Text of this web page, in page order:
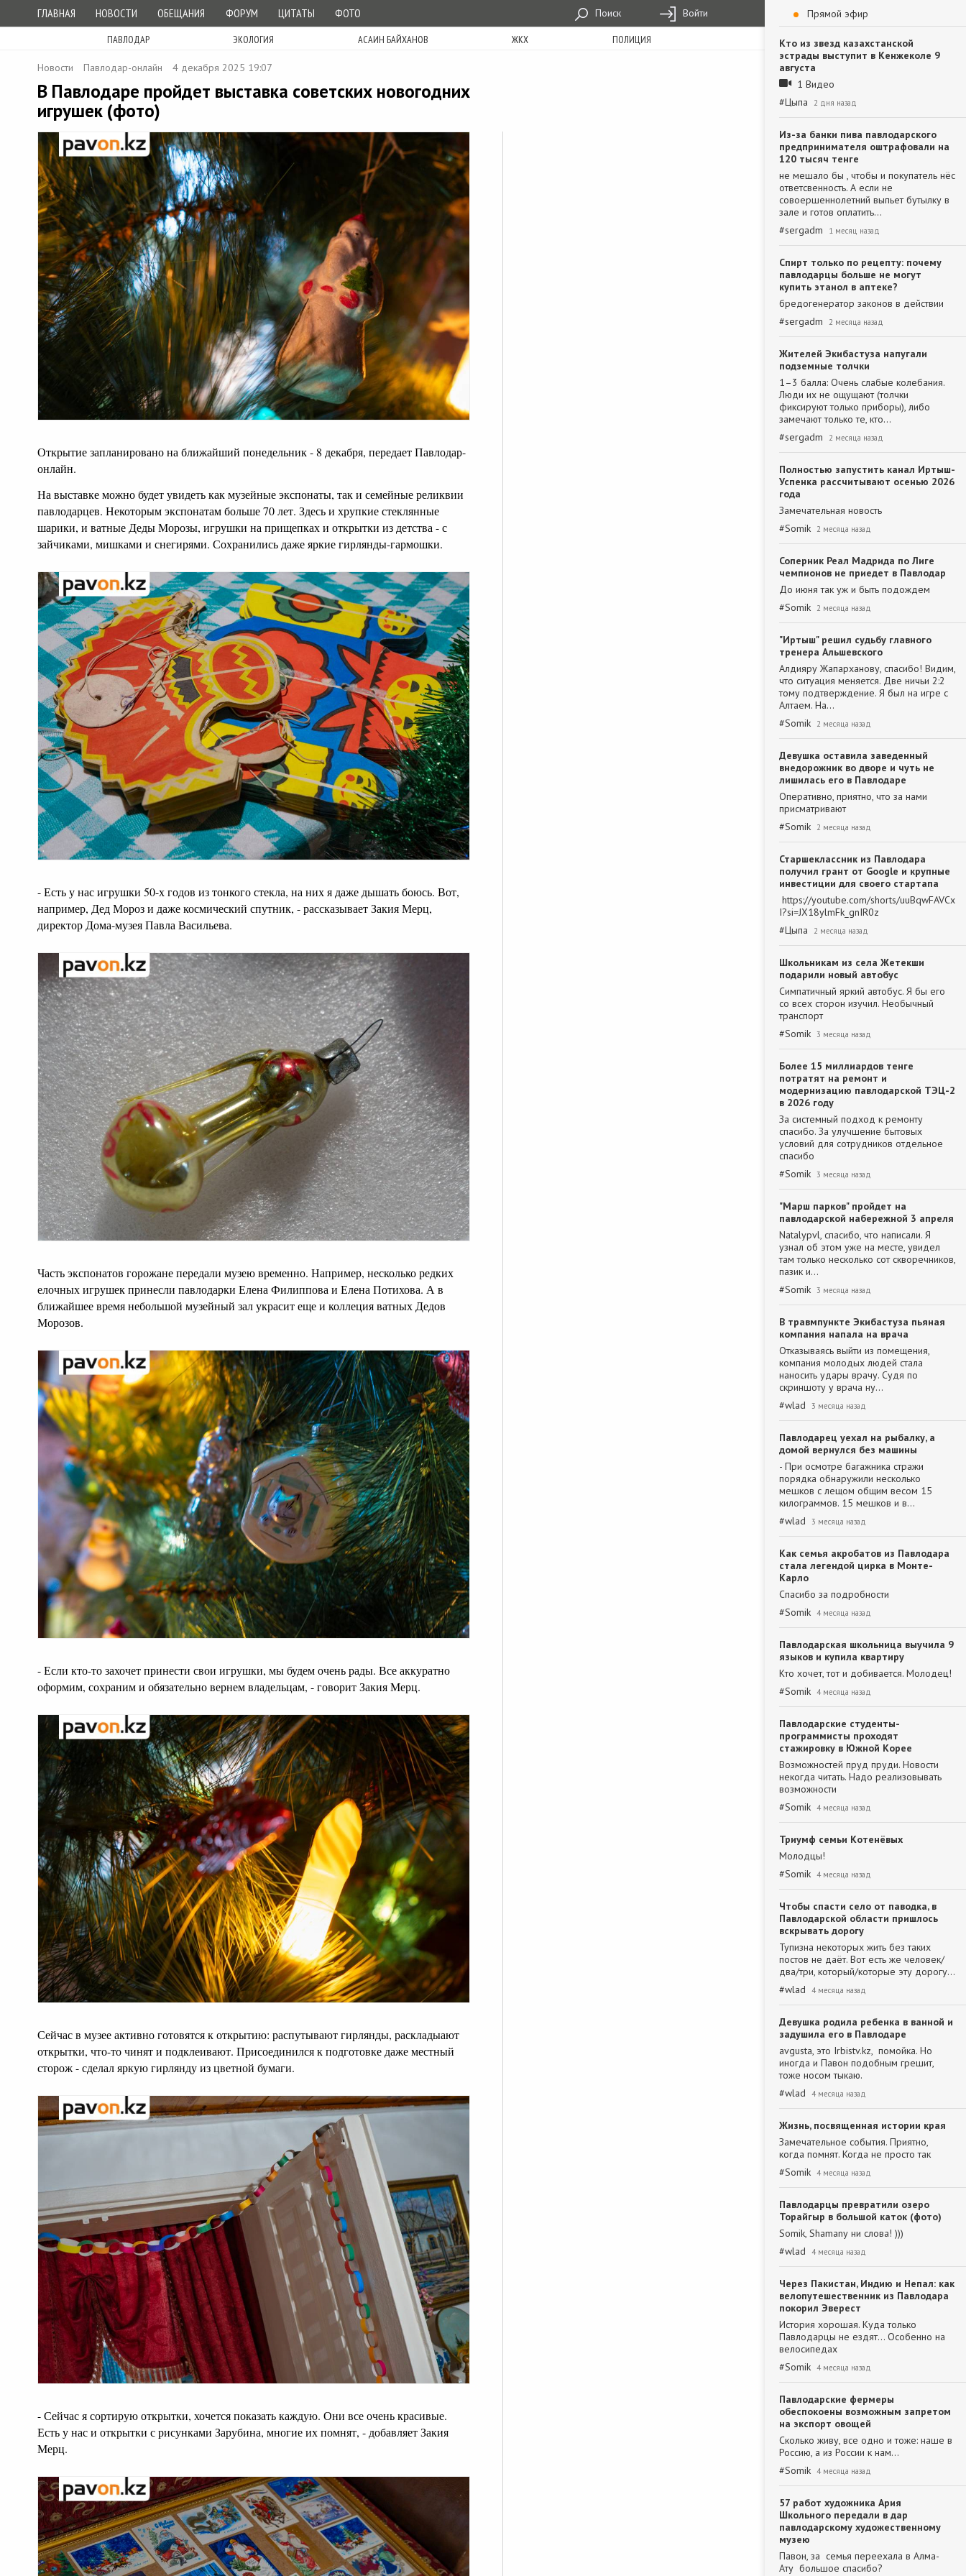
ГЛАВНАЯ НОВОСТИ ОБЕЩАНИЯ ФОРУМ ЦИТАТЫ ФОТО Поиск Войти
ПАВЛОДАР ЭКОЛОГИЯ АСАИН БАЙХАНОВ ЖКХ ПОЛИЦИЯ
Новости Павлодар-онлайн 4 декабря 2025 19:07
В Павлодаре пройдет выставка советских новогодних
игрушек (фото)
Открытие запланировано на ближайший понедельник - 8 декабря, передает Павлодар-
онлайн.
На выставке можно будет увидеть как музейные экспонаты, так и семейные реликвии
павлодарцев. Некоторым экспонатам больше 70 лет. Здесь и хрупкие стеклянные
шарики, и ватные Деды Морозы, игрушки на прищепках и открытки из детства - с
зайчиками, мишками и снегирями. Сохранились даже яркие гирлянды-гармошки.
- Есть у нас игрушки 50-х годов из тонкого стекла, на них я даже дышать боюсь. Вот,
например, Дед Мороз и даже космический спутник, - рассказывает Закия Мерц,
директор Дома-музея Павла Васильева.
Часть экспонатов горожане передали музею временно. Например, несколько редких
елочных игрушек принесли павлодарки Елена Филиппова и Елена Потихова. А в
ближайшее время небольшой музейный зал украсит еще и коллеция ватных Дедов
Морозов.
- Если кто-то захочет принести свои игрушки, мы будем очень рады. Все аккуратно
оформим, сохраним и обязательно вернем владельцам, - говорит Закия Мерц.
Сейчас в музее активно готовятся к открытию: распутывают гирлянды, раскладыают
открытки, что-то чинят и подклеивают. Присоединился к подготовке даже местный
сторож - сделал яркую гирлянду из цветной бумаги.
- Сейчас я сортирую открытки, хочется показать каждую. Они все очень красивые.
Есть у нас и открытки с рисунками Зарубина, многие их помнят, - добавляет Закия
Мерц.
Прямой эфир
Кто из звезд казахстанской
эстрады выступит в Кенжеколе 9
августа
1 Видео
#Цыпа 2 дня назад
Из-за банки пива павлодарского
предпринимателя оштрафовали на
120 тысяч тенге
не мешало бы , чтобы и покупатель нёс
ответсвенность. А если не
совоершеннолетний выпьет бутылку в
зале и готов оплатить…
#sergadm 1 месяц назад
Спирт только по рецепту: почему
павлодарцы больше не могут
купить этанол в аптеке?
бредогенератор законов в действии
#sergadm 2 месяца назад
Жителей Экибастуза напугали
подземные толчки
1–3 балла: Очень слабые колебания.
Люди их не ощущают (толчки
фиксируют только приборы), либо
замечают только те, кто…
#sergadm 2 месяца назад
Полностью запустить канал Иртыш-
Успенка рассчитывают осенью 2026
года
Замечательная новость
#Somik 2 месяца назад
Соперник Реал Мадрида по Лиге
чемпионов не приедет в Павлодар
До июня так уж и быть подождем
#Somik 2 месяца назад
"Иртыш" решил судьбу главного
тренера Альшевского
Алдияру Жапарханову, спасибо! Видим,
что ситуация меняется. Две ничьи 2:2
тому подтверждение. Я был на игре с
Алтаем. На…
#Somik 2 месяца назад
Девушка оставила заведенный
внедорожник во дворе и чуть не
лишилась его в Павлодаре
Оперативно, приятно, что за нами
присматривают
#Somik 2 месяца назад
Старшеклассник из Павлодара
получил грант от Google и крупные
инвестиции для своего стартапа
https://youtube.com/shorts/uuBqwFAVCx
I?si=JX18ylmFk_gnIR0z
#Цыпа 2 месяца назад
Школьникам из села Жетекши
подарили новый автобус
Симпатичный яркий автобус. Я бы его
со всех сторон изучил. Необычный
транспорт
#Somik 3 месяца назад
Более 15 миллиардов тенге
потратят на ремонт и
модернизацию павлодарской ТЭЦ-2
в 2026 году
За системный подход к ремонту
спасибо. За улучшение бытовых
условий для сотрудников отдельное
спасибо
#Somik 3 месяца назад
"Марш парков" пройдет на
павлодарской набережной 3 апреля
Natalypvl, спасибо, что написали. Я
узнал об этом уже на месте, увидел
там только несколько сот скворечников,
пазик и…
#Somik 3 месяца назад
В травмпункте Экибастуза пьяная
компания напала на врача
Отказываясь выйти из помещения,
компания молодых людей стала
наносить удары врачу. Судя по
скриншоту у врача ну…
#wlad 3 месяца назад
Павлодарец уехал на рыбалку, а
домой вернулся без машины
- При осмотре багажника стражи
порядка обнаружили несколько
мешков с лещом общим весом 15
килограммов. 15 мешков и в…
#wlad 3 месяца назад
Как семья акробатов из Павлодара
стала легендой цирка в Монте-
Карло
Спасибо за подробности
#Somik 4 месяца назад
Павлодарская школьница выучила 9
языков и купила квартиру
Кто хочет, тот и добивается. Молодец!
#Somik 4 месяца назад
Павлодарские студенты-
программисты проходят
стажировку в Южной Корее
Возможностей пруд пруди. Новости
некогда читать. Надо реализовывать
возможности
#Somik 4 месяца назад
Триумф семьи Котенёвых
Молодцы!
#Somik 4 месяца назад
Чтобы спасти село от паводка, в
Павлодарской области пришлось
вскрывать дорогу
Тупизна некоторых жить без таких
постов не даёт. Вот есть же человек/
два/три, который/которые эту дорогу…
#wlad 4 месяца назад
Девушка родила ребенка в ванной и
задушила его в Павлодаре
avgusta, это Irbistv.kz, помойка. Но
иногда и Павон подобным грешит,
тоже носом тыкаю.
#wlad 4 месяца назад
Жизнь, посвященная истории края
Замечательное события. Приятно,
когда помнят. Когда не просто так
#Somik 4 месяца назад
Павлодарцы превратили озеро
Торайгыр в большой каток (фото)
Somik, Shamanу ни слова! )))
#wlad 4 месяца назад
Через Пакистан, Индию и Непал: как
велопутешественник из Павлодара
покорил Эверест
История хорошая. Куда только
Павлодарцы не ездят... Особенно на
велосипедах
#Somik 4 месяца назад
Павлодарские фермеры
обеспокоены возможным запретом
на экспорт овощей
Сколько живу, все одно и тоже: наше в
Россию, а из России к нам...
#Somik 4 месяца назад
57 работ художника Ария
Школьного передали в дар
павлодарскому художественному
музею
Павон, за семья переехала в Алма-
Ату большое спасибо?